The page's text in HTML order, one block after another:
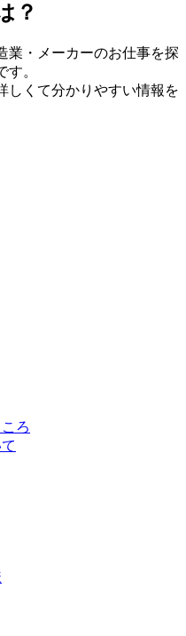
？
業・メーカーのお仕事を探
。
しくて分かりやすい情報を
ろ